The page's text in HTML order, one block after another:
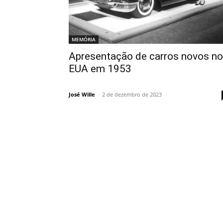
MEMÓRIA
Apresentação de carros novos
EUA em 1953
José Wille - 2 de dezembro de 2023